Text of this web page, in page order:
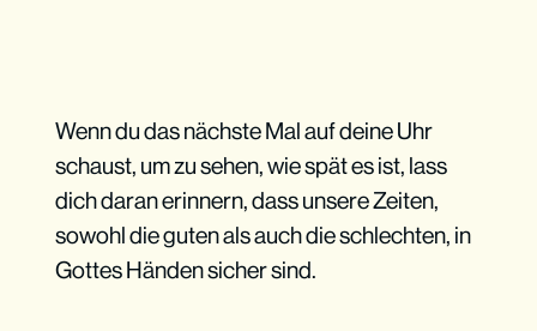
Wenn du das nächste Mal auf deine Uhr
schaust, um zu sehen, wie spät es ist, lass
dich daran erinnern, dass unsere Zeiten,
sowohl die guten als auch die schlechten, in
Gottes Händen sicher sind.